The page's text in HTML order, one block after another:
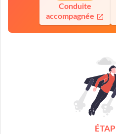
Conduite
accompagnée